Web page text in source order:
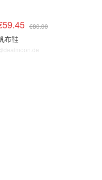
€80.00
布鞋
@dealmoon.de